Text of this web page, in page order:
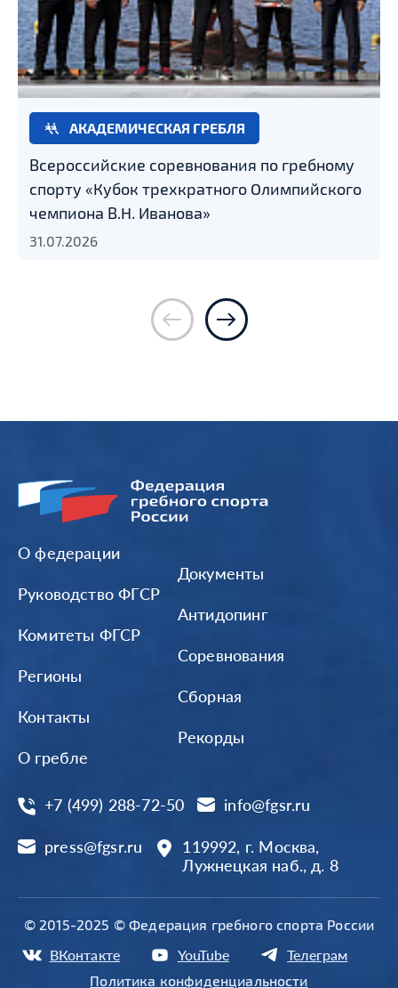
АКАДЕМИЧЕСКАЯ ГРЕБЛЯ
Всероссийские соревнования по гребному
спорту «Кубок трехкратного Олимпийского
чемпиона В.Н. Иванова»
31.07.2026
О федерации
Руководство ФГСР
Комитеты ФГСР
Регионы
Контакты
О гребле
Документы
Антидопинг
Соревнования
Сборная
Рекорды
+7 (499) 288-72-50 info@fgsr.ru
press@fgsr.ru
119992, г. Москва,
Лужнецкая наб., д. 8
© 2015-2025 © Федерация гребного спорта России
Политика конфиденциальности
ВКонтакте YouTube Телеграм